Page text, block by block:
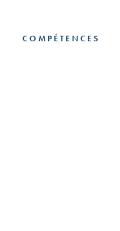
COMPÉTENCES